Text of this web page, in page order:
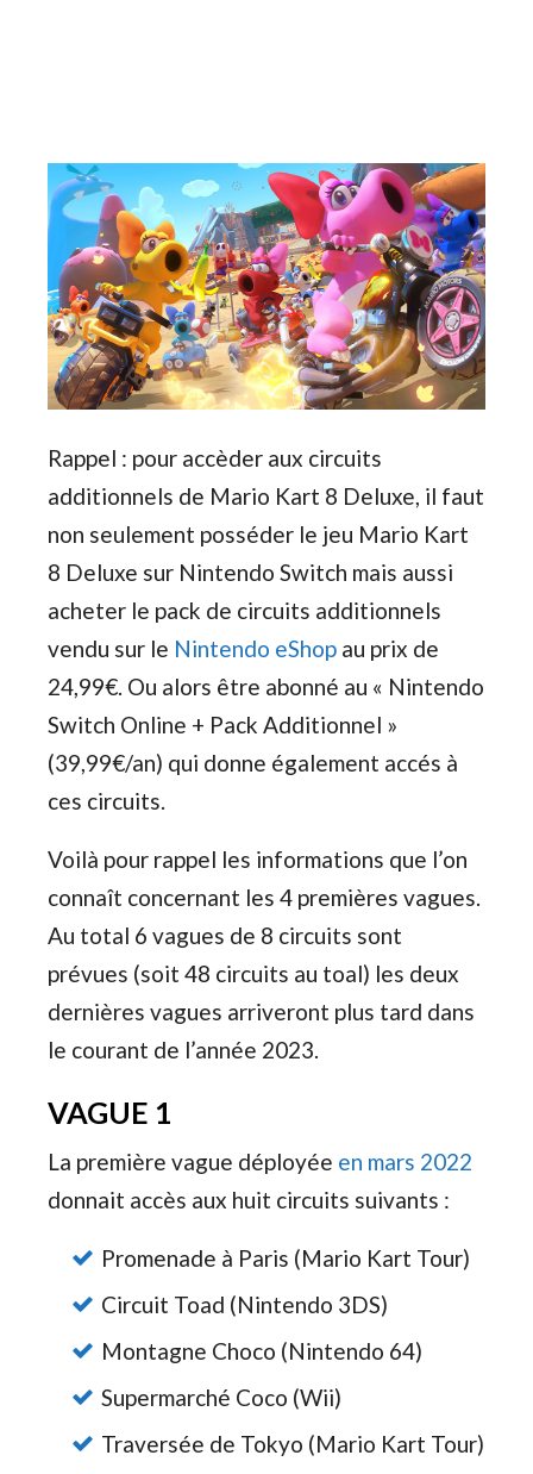
Rappel : pour accèder aux circuits
additionnels de Mario Kart 8 Deluxe, il faut
non seulement posséder le jeu Mario Kart
8 Deluxe sur Nintendo Switch mais aussi
acheter le pack de circuits additionnels
vendu sur le Nintendo eShop au prix de
24,99€. Ou alors être abonné au « Nintendo
Switch Online + Pack Additionnel »
(39,99€/an) qui donne également accés à
ces circuits.
Voilà pour rappel les informations que l’on
connaît concernant les 4 premières vagues.
Au total 6 vagues de 8 circuits sont
prévues (soit 48 circuits au toal) les deux
dernières vagues arriveront plus tard dans
le courant de l’année 2023.
VAGUE 1
La première vague déployée en mars 2022
donnait accès aux huit circuits suivants :
Promenade à Paris (Mario Kart Tour)
Circuit Toad (Nintendo 3DS)
Montagne Choco (Nintendo 64)
Supermarché Coco (Wii)
Traversée de Tokyo (Mario Kart Tour)